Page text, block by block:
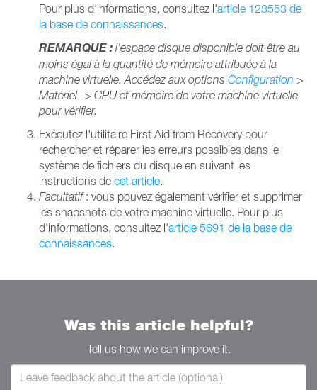
Pour plus d'informations, consultez l'article 123553 de
la base de connaissances.
REMARQUE : l'espace disque disponible doit être au
moins égal à la quantité de mémoire attribuée à la
machine virtuelle. Accédez aux options Configuration >
Matériel -> CPU et mémoire de votre machine virtuelle
pour vérifier.
Exécutez l'utilitaire First Aid from Recovery pour
rechercher et réparer les erreurs possibles dans le
système de fichiers du disque en suivant les
instructions de cet article.
Facultatif: vous pouvez également vérifier et supprimer
les snapshots de votre machine virtuelle. Pour plus
d'informations, consultez l'article 5691 de la base de
connaissances.
Was this article helpful?
Tell us how we can improve it.